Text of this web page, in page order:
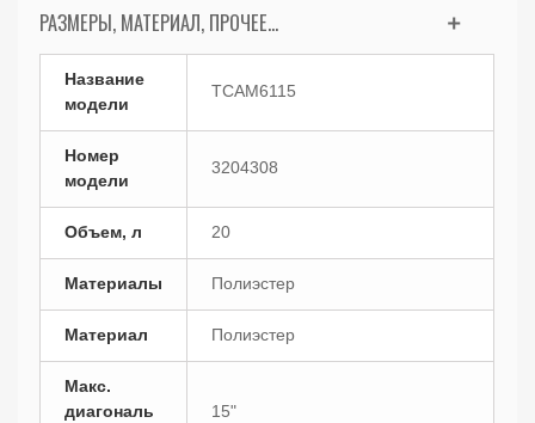
РАЗМЕРЫ, МАТЕРИАЛ, ПРОЧЕЕ...
Название
модели
TCAM6115
Номер
модели
3204308
Объем, л 20
Материалы Полиэстер
Материал Полиэстер
Макс.
диагональ
15"